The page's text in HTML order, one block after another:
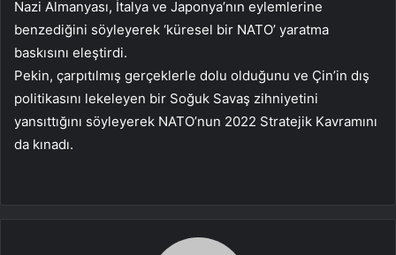
Nazi Almanyası, İtalya ve Japonya’nın eylemlerine
benzediğini söyleyerek ‘küresel bir NATO’ yaratma
baskısını eleştirdi.
Pekin, çarpıtılmış gerçeklerle dolu olduğunu ve Çin’in dış
politikasını lekeleyen bir Soğuk Savaş zihniyetini
yansıttığını söyleyerek NATO’nun 2022 Stratejik Kavramını
da kınadı.